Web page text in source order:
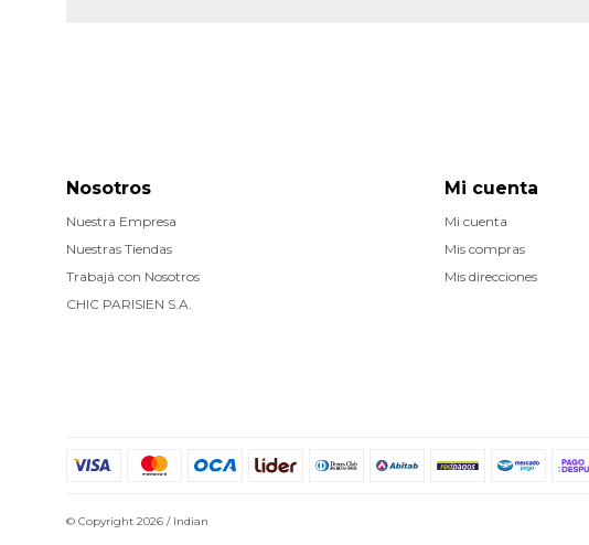
Nosotros
Nuestra Empresa
Nuestras Tiendas
Trabajá con Nosotros
CHIC PARISIEN S.A.
Mi cuenta
Mi cuenta
Mis compras
Mis direcciones
© Copyright 2026 / Indian